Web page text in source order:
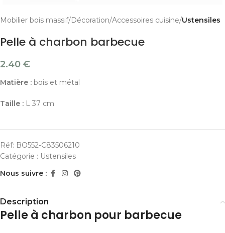
Mobilier bois massif Décoration Accessoires cuisine Ustensiles
Pelle à charbon barbecue
2.40 €
Matière : bois et métal
Taille : L 37 cm
Réf: BO552-C83506210
Catégorie : Ustensiles
Nous suivre :
Description
Pelle à charbon pour barbecue